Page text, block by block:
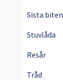
Sista biten
Stuvlåda
Resår
Tråd